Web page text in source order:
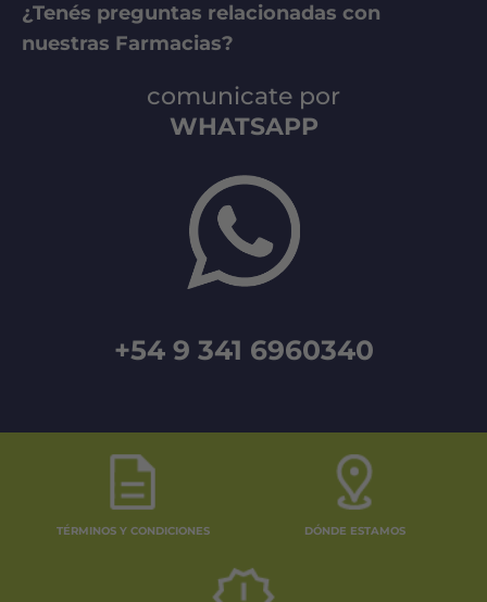
¿Tenés preguntas relacionadas con
nuestras Farmacias?
comunicate por
WHATSAPP
+54 9 341 6960340
TÉRMINOS Y CONDICIONES DÓNDE ESTAMOS